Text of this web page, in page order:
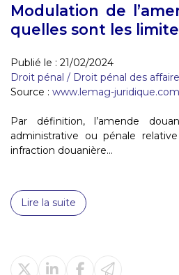
Modulation de
quelles sont les
Publié le : 21/02/2024
Droit pénal / Droit pénal des
Source : www.lemag-juridique.com
Par définition, l’amende
administrative ou pénale
infraction douanière...
Lire la suite